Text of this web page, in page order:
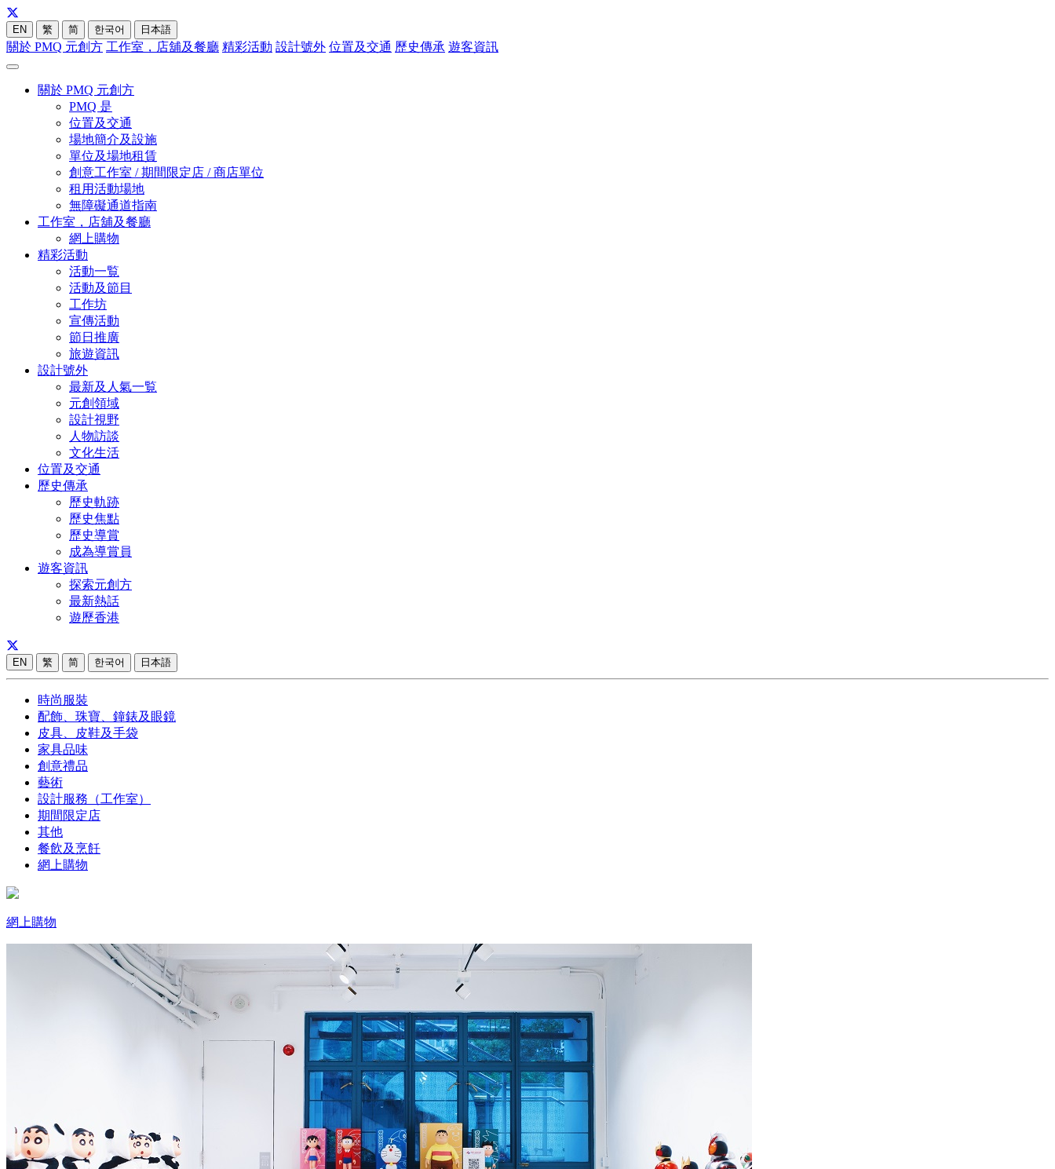
EN 繁 简 한국어 日本語
關於 PMQ 元創方 工作室，店舖及餐廳 精彩活動 設計號外 位置及交通 歷史傳承 遊客資訊
關於 PMQ 元創方
PMQ 是
位置及交通
場地簡介及設施
單位及場地租賃
創意工作室 / 期間限定店 / 商店單位
租用活動場地
無障礙通道指南
工作室，店舖及餐廳
網上購物
精彩活動
活動一覧
活動及節目
工作坊
宣傳活動
節日推廣
旅遊資訊
設計號外
最新及人氣一覧
元創領域
設計視野
人物訪談
文化生活
位置及交通
歷史傳承
歷史軌跡
歷史焦點
歷史導賞
成為導賞員
遊客資訊
探索元創方
最新熱話
遊歷香港
EN 繁 简 한국어 日本語
時尚服裝
配飾、珠寶、鐘錶及眼鏡
皮具、皮鞋及手袋
家具品味
創意禮品
藝術
設計服務（工作室）
期間限定店
其他
餐飲及烹飪
網上購物
網上購物